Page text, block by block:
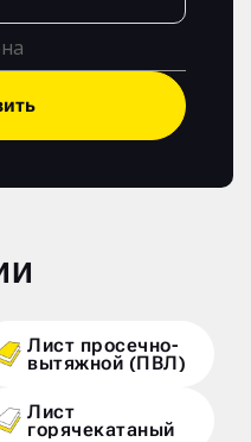
Лист просечно-
вытяжной (ПВЛ)
Лист
горячекатаный